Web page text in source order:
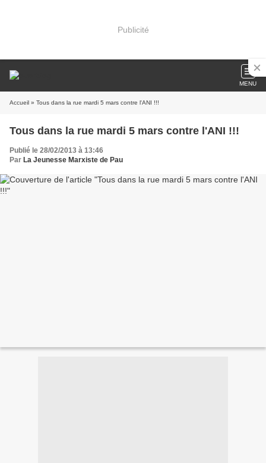
Publicité
MENU
Accueil » Tous dans la rue mardi 5 mars contre l'ANI !!!
Tous dans la rue mardi 5 mars contre l'ANI !!!
Publié le 28/02/2013 à 13:46
Par La Jeunesse Marxiste de Pau